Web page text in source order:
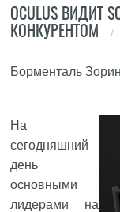
OCULUS ВИДИТ
КОНКУРЕНТОМ
/
Борменталь Зорин
На
сегодняшний
день
основными
лидерами на